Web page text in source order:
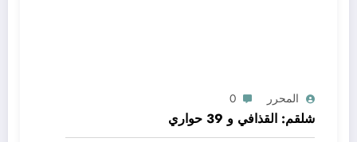
المحرر 0
شلقم: القذافي و 39 حواري